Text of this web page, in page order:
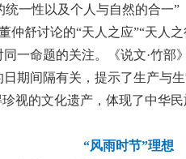
一性以及个人与自然的合一
仲舒讨论的“天人之应”“天人
一命题的关注。《说文·竹
期间隔有关，提示了生产与
视的文化遗产，体现了中华
“风雨时节”理想